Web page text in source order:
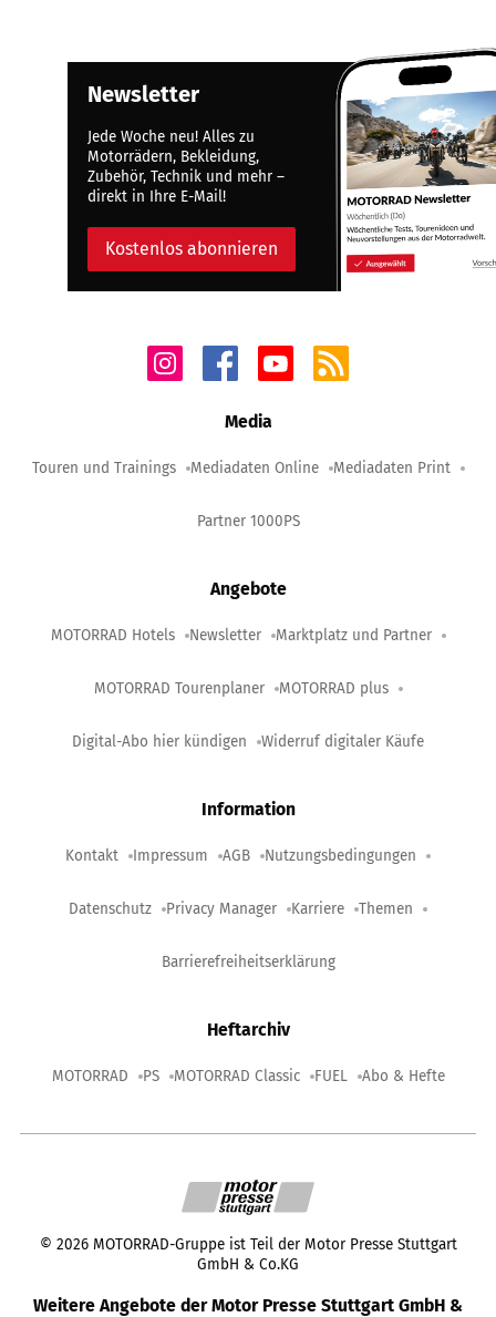
Newsletter
Jede Woche neu! Alles zu
Motorrädern, Bekleidung,
Zubehör, Technik und mehr –
direkt in Ihre E-Mail!
Kostenlos abonnieren
Media
Touren und Trainings Mediadaten Online Mediadaten Print
Partner 1000PS
Angebote
MOTORRAD Hotels Newsletter Marktplatz und Partner
MOTORRAD Tourenplaner MOTORRAD plus
Digital-Abo hier kündigen Widerruf digitaler Käufe
Information
Kontakt Impressum AGB Nutzungsbedingungen
Datenschutz Privacy Manager Karriere Themen
Barrierefreiheitserklärung
Heftarchiv
MOTORRAD PS MOTORRAD Classic FUEL Abo & Hefte
© 2026 MOTORRAD-Gruppe ist Teil der Motor Presse Stuttgart
GmbH & Co.KG
Weitere Angebote der Motor Presse Stuttgart GmbH &